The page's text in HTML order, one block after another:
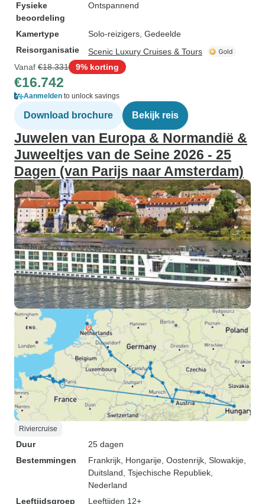
Fysieke
beoordeling
Ontspannend
Kamertype
Solo-reizigers, Gedeelde
Reisorganisatie
Scenic Luxury Cruises & Tours
Vanaf €18.331 9% korting
€16.742
Aanmelden to unlock savings
Download brochure Bekijk reis
Juwelen van Europa & Normandië &
Juweeltjes van de Seine 2026 - 25
Dagen (van Parijs naar Amsterdam)
Riviercruise
Duur
25 dagen
Bestemmingen
Frankrijk , Hongarije , Oostenrijk , Slowakije
Duitsland , Tsjechische Republiek
Nederland
Leeftijdsgroep
Leeftijden 12+